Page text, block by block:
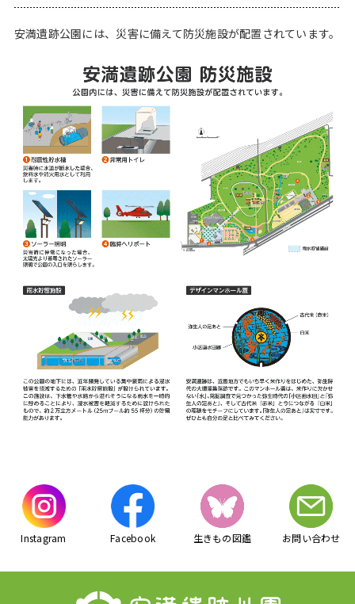
安満遺跡公園には、災害に備えて防災施設が配置されています。
Instagram Facebook 生きもの図鑑 お問い合わせ